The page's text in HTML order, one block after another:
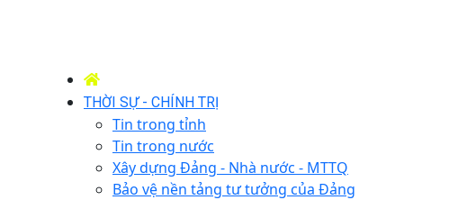
THỜI SỰ - CHÍNH TRỊ
Tin trong tỉnh
Tin trong nước
Xây dựng Đảng - Nhà nước - MTTQ
Bảo vệ nền tảng tư tưởng của Đảng